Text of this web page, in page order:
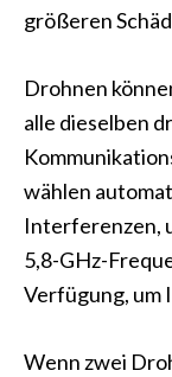
größeren
Drohnen
alle dieselben
wählen
Interferenzen,
5,8-GHz-
Verfügung, um
Wenn zwei